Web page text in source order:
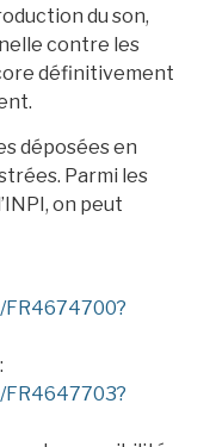
du son,
contre les
définitivement
déposées en
Parmi les
on peut